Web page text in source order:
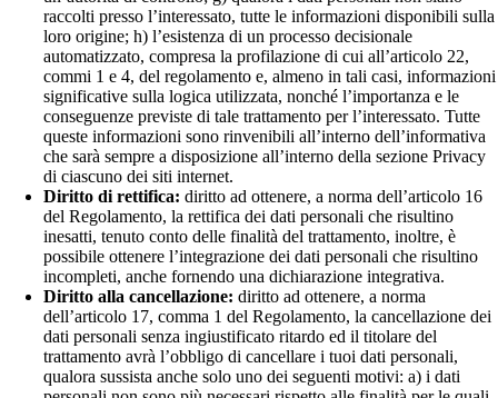
raccolti presso l’interessato, tutte le informazioni disponibili sulla
loro origine; h) l’esistenza di un processo decisionale
automatizzato, compresa la profilazione di cui all’articolo 22,
commi 1 e 4, del regolamento e, almeno in tali casi, informazioni
significative sulla logica utilizzata, nonché l’importanza e le
conseguenze previste di tale trattamento per l’interessato. Tutte
queste informazioni sono rinvenibili all’interno dell’informativa
che sarà sempre a disposizione all’interno della sezione Privacy
di ciascuno dei siti internet.
Diritto di rettifica: diritto ad ottenere, a norma dell’articolo 16
del Regolamento, la rettifica dei dati personali che risultino
inesatti, tenuto conto delle finalità del trattamento, inoltre, è
possibile ottenere l’integrazione dei dati personali che risultino
incompleti, anche fornendo una dichiarazione integrativa.
Diritto alla cancellazione: diritto ad ottenere, a norma
dell’articolo 17, comma 1 del Regolamento, la cancellazione dei
dati personali senza ingiustificato ritardo ed il titolare del
trattamento avrà l’obbligo di cancellare i tuoi dati personali,
qualora sussista anche solo uno dei seguenti motivi: a) i dati